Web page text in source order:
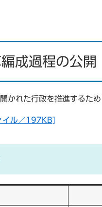
成過程の公開
かれた行政を推進するた
イル／197KB]